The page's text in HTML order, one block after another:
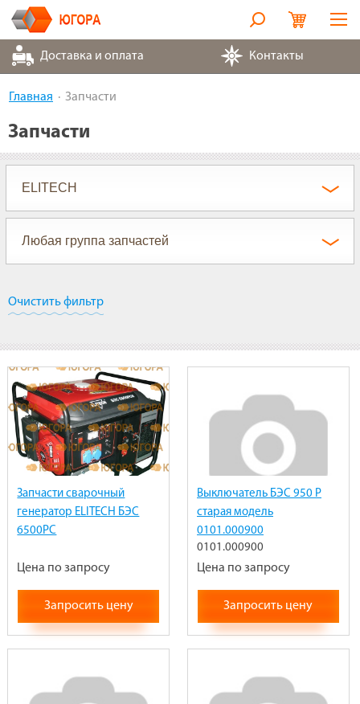
Оборудование
Контакты
О компании
Доставка и оплата Контакты
Главная Запчасти
Запчасти
Очистить фильтр
Запчасти сварочный
генератор ELITECH БЭС
6500РС
Цена по запросу
Запросить цену
Выключатель БЭС 950 Р
старая модель
0101.000900
0101.000900
Цена по запросу
Запросить цену